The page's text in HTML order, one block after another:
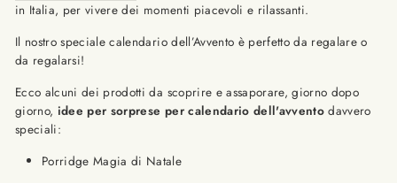
in Italia, per vivere dei momenti piacevoli e rilassanti.
Il nostro speciale calendario dell’Avvento è perfetto da regalare o
da regalarsi!
Ecco alcuni dei prodotti da scoprire e assaporare, giorno dopo
giorno, idee per sorprese per calendario dell'avvento davvero
speciali:
Porridge Magia di Natale